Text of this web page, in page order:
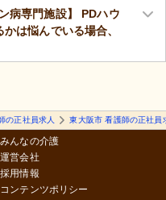
病専門施設】 PDハウ
は悩んでいる場合、
の正社員求人 東大阪市 看護師の正社員
みんなの介護
運営会社
採用情報
コンテンツポリシー